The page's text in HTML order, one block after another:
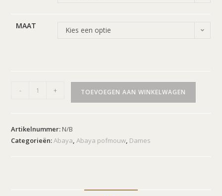
MAAT Kies een optie
- + TOEVOEGEN AAN WINKELWAGEN
Artikelnummer: N/B
Categorieën:Abaya,Abaya pofmouw, Dames